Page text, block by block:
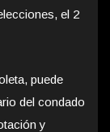
el 2
puede
del condado
y